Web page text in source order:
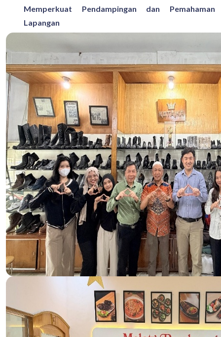
Memperkuat Pendampingan dan Pemahaman
Lapangan